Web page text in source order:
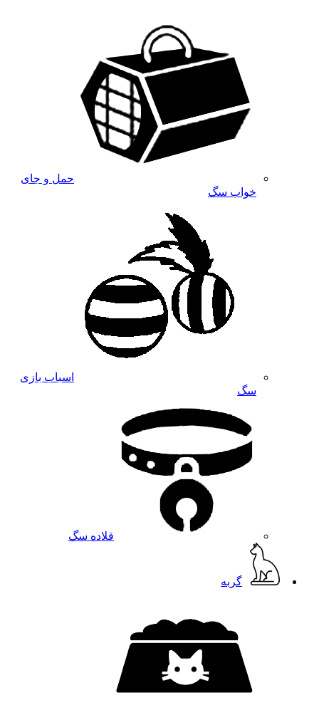
حمل و جای
خواب سگ
اسباب بازی
سگ
قلاده سگ
گربه